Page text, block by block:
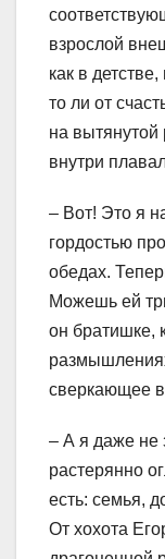
взрослой
как в
то ли от
на вытянутой
внутри
– Вот! Это я
гордостью
обедах.
Можешь ей
он братишке,
сверкающее
– А я даже не
растерянно
есть: семья,
От хохота